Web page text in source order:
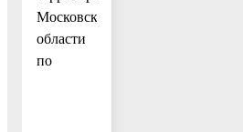
Московской
области
по